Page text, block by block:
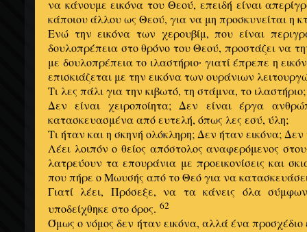
να κάνουμε εικόνα του Θεού, επειδή είναι
κάποιου άλλου ως Θεού, για να μη προσκυνείται η
Ενώ την εικόνα των χερουβίμ, που είναι
δουλοπρέπεια στο θρόνο του Θεού, προστάζει να
με δουλοπρέπεια το ιλαστήριο· γιατί έπρεπε η
επισκιάζεται με την εικόνα των ουράνιων
Τι λες πάλι για την κιβωτό, τη στάμνα, το ιλαστήριο;
Δεν είναι χειροποίητα; Δεν είναι έργα
κατασκευασμένα από ευτελή, όπως λες εσύ, ύλη;
Τι ήταν και η σκηνή ολόκληρη; Δεν ήταν εικόνα; Δεν
Λέει λοιπόν ο θείος απόστολος αναφερόμενος
λατρεύουν τα επουράνια με προεικονίσεις και
που πήρε ο Μωυσής από το Θεό για να
Γιατί λέει, Πρόσεξε, να τα κάνεις όλα
υποδείχθηκε στο όρος. 62
Όμως ο νόμος δεν ήταν εικόνα, αλλά ένα προσχέδιο